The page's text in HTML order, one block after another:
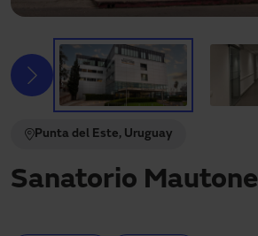
Descargas
Contacto
Mi área
Punta del Este, Uruguay
Sanatorio Mautone